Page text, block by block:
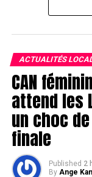
ACTUALITÉS
CAN
attend les
un choc
finale
Published 2
By Ange